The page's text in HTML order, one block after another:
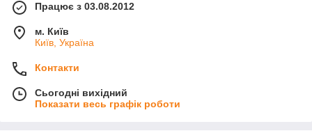
Працює з 03.08.2012
м. Київ
Київ, Україна
Контакти
Сьогодні вихідний
Показати весь графік роботи